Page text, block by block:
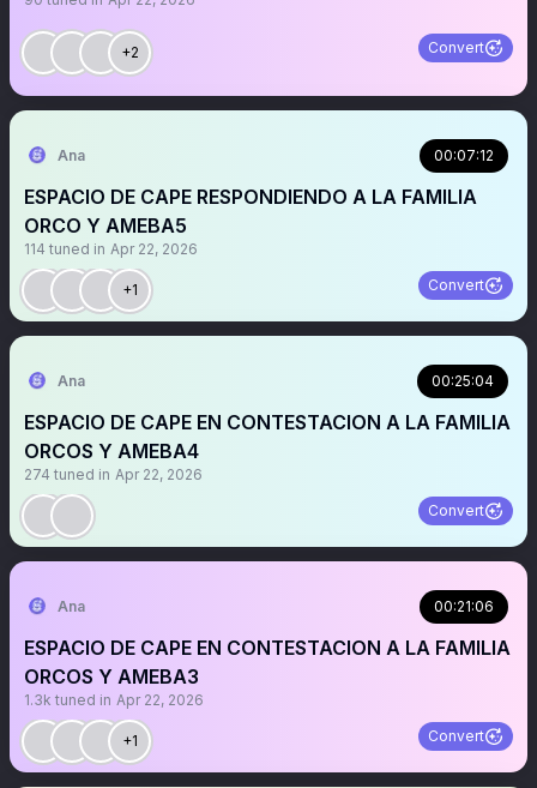
+2 Convert
Ana 00:07:12
ESPACIO DE CAPE RESPONDIENDO A LA FAMILIA
ORCO Y AMEBA5
114 tuned in Apr 22, 2026
+1 Convert
Ana 00:25:04
ESPACIO DE CAPE EN CONTESTACION A LA FAMILIA
ORCOS Y AMEBA4
274 tuned in Apr 22, 2026
Convert
Ana 00:21:06
ESPACIO DE CAPE EN CONTESTACION A LA FAMILIA
ORCOS Y AMEBA3
1.3k tuned in Apr 22, 2026
+1 Convert